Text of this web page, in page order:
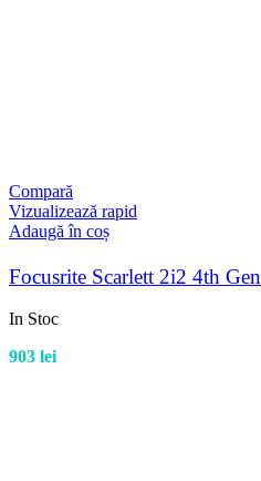
Compară
Vizualizează rapid
Adaugă în coș
Focusrite Scarlett 2i2 4th Gen
In Stoc
903 lei